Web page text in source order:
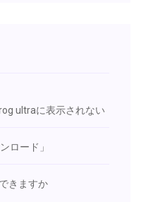
ultraに表示されない
ロード」
きますか